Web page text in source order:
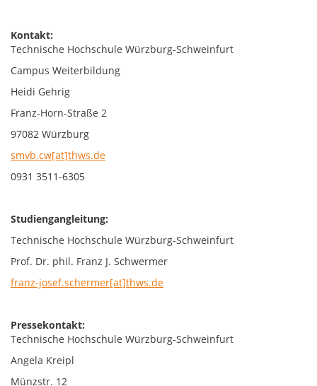
Kontakt:
Technische Hochschule Würzburg-Schweinfurt
Campus Weiterbildung
Heidi Gehrig
Franz-Horn-Straße 2
97082 Würzburg
smvb.cw[at]thws.de
0931 3511-6305
Studiengangleitung:
Technische Hochschule Würzburg-Schweinfurt
Prof. Dr. phil. Franz J. Schwermer
franz-josef.schermer[at]thws.de
Pressekontakt:
Technische Hochschule Würzburg-Schweinfurt
Angela Kreipl
Münzstr. 12